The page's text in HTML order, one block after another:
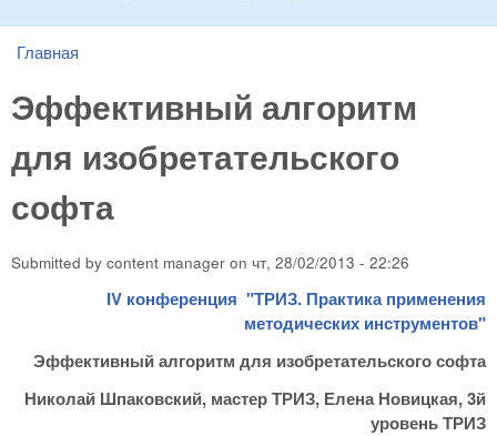
You are here
Главная
Эффективный алгоритм
для изобретательского
софта
Submitted by content manager on чт, 28/02/2013 - 22:26
IV конференция "ТРИЗ. Практика применения
методических инструментов"
Эффективный алгоритм для изобретательского софта
Николай Шпаковский, мастер ТРИЗ, Елена Новицкая, 3й
уровень ТРИЗ